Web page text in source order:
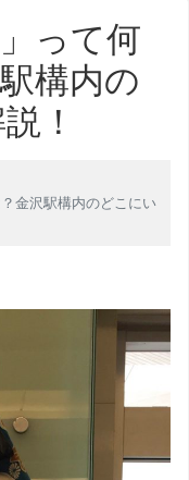
って何
構内の
！
金沢駅構内のどこにい